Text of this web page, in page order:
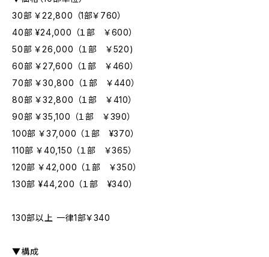
30部 ￥22,800 （1部￥760）
40部 ¥24,000 （１部 ￥600）
50部 ￥26,000 （１部 ￥520)
60部 ￥27,600 （１部 ￥460）
70部 ￥30,800 （１部 ￥440）
80部 ￥32,800 （１部 ￥410）
90部 ￥35,100 （１部 ￥390）
100部 ￥37,000 （１部 ¥370）
110部 ￥40,150 （１部 ￥365）
120部 ￥42,000 （１部 ￥350）
130部 ¥44,200 （１部 ¥340）
130部以上 一律1部￥340
▼構成